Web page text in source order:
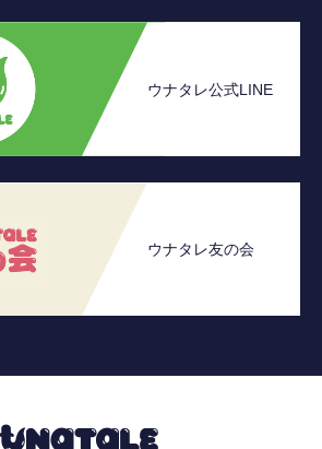
ウナタレ公式LINE
ウナタレ友の会